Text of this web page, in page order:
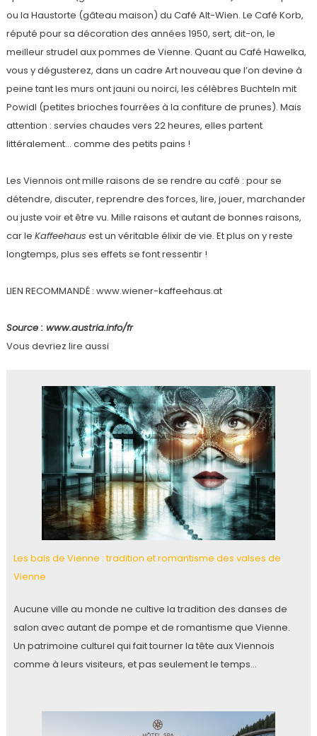
ou la Haustorte (gâteau maison) du Café Alt-Wien. Le Café Korb,
réputé pour sa décoration des années 1950, sert, dit-on, le
meilleur strudel aux pommes de Vienne. Quant au Café Hawelka,
vous y dégusterez, dans un cadre Art nouveau que l’on devine à
peine tant les murs ont jauni ou noirci, les célèbres Buchteln mit
Powidl (petites brioches fourrées à la confiture de prunes). Mais
attention : servies chaudes vers 22 heures, elles partent
littéralement… comme des petits pains !
Les Viennois ont mille raisons de se rendre au café : pour se
détendre, discuter, reprendre des forces, lire, jouer, marchander
ou juste voir et être vu. Mille raisons et autant de bonnes raisons,
car le Kaffeehaus est un véritable élixir de vie. Et plus on y reste
longtemps, plus ses effets se font ressentir !
LIEN RECOMMANDÉ : www.wiener-kaffeehaus.at
Source : www.austria.info/fr
Vous devriez lire aussi
Les bals de Vienne : tradition et romantisme des valses de
Vienne
Aucune ville au monde ne cultive la tradition des danses de
salon avec autant de pompe et de romantisme que Vienne.
Un patrimoine culturel qui fait tourner la tête aux Viennois
comme à leurs visiteurs, et pas seulement le temps…